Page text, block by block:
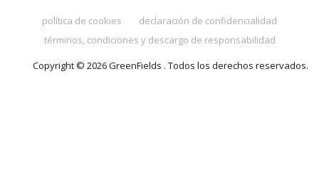
política de cookies
declaración de confidencialidad
términos, condiciones y descargo de responsabilidad
Copyright © 2026 GreenFields . Todos los derechos reservados.